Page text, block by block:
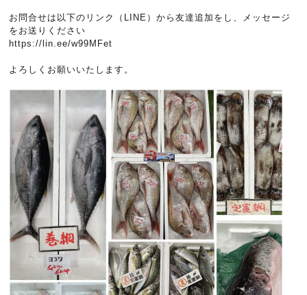
お問合せは以下のリンク（LINE）から友達追加をし、メッセージ
をお送りください
https://lin.ee/w99MFet
よろしくお願いいたします。